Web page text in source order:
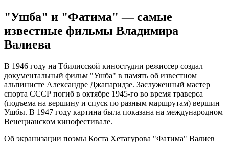
"Ушба" и "Фатима" — самые
известные фильмы Владимира
Валиева
В 1946 году на Тбилисской киностудии режиссер создал
документальный фильм "Ушба" в память об известном
альпинисте Александре Джапаридзе. Заслуженный мастер
спорта СССР погиб в октябре 1945-го во время траверса
(подъема на вершину и спуск по разным маршрутам) вершин
Ушбы. В 1947 году картина была показана на международном
Венецианском кинофестивале.
Об экранизации поэмы Коста Хетагурова "Фатима" Валиев